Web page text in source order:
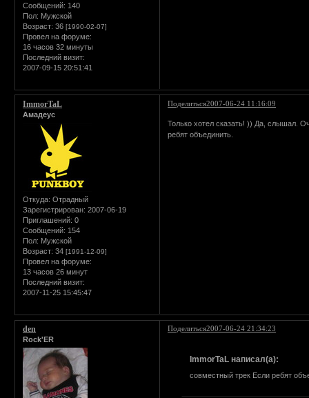
Сообщений: 140
Пол: Мужской
Возраст: 36 [1990-02-07]
Провел на форуме:
16 часов 32 минуты
Последний визит:
2007-09-15 20:51:41
Поделиться2007-06-24 11:16:09
ImmorTaL
Амадеус
Откуда: Отрадный
Зарегистрирован: 2007-06-19
Приглашений: 0
Сообщений: 154
Пол: Мужской
Возраст: 34 [1991-12-09]
Провел на форуме:
13 часов 26 минут
Последний визит:
2007-11-25 15:45:47
Только хотел сказать! )) Да, слышал.
ребят объединить.
Поделиться2007-06-24 21:34:23
den
Rock'ER
ImmorTaL написал(а):
совместный трек Если ребят